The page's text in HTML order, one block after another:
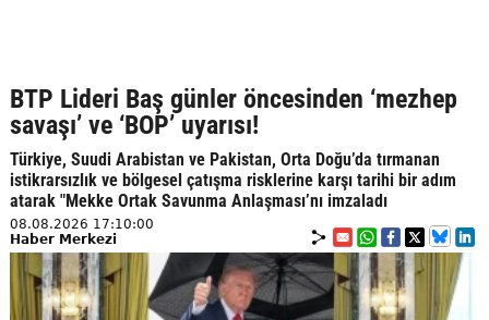
BTP Lideri Baş günler öncesinden ‘mezhep
savaşı’ ve ‘BOP’ uyarısı!
Türkiye, Suudi Arabistan ve Pakistan, Orta Doğu’da tırmanan
istikrarsızlık ve bölgesel çatışma risklerine karşı tarihi bir adım
atarak "Mekke Ortak Savunma Anlaşması’nı imzaladı
08.08.2026 17:10:00
Haber Merkezi